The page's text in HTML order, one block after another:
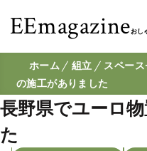
EEmagazineおし
ホーム 組立 スペー
の施工がありました
長野県でユーロ
た